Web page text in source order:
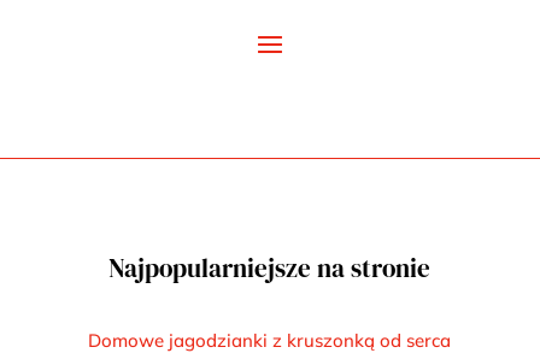
Najpopularniejsze na stronie
Domowe jagodzianki z kruszonką od serca